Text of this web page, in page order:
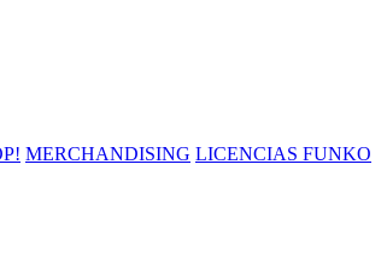
MERCHANDISING LICENCIAS FUNKO